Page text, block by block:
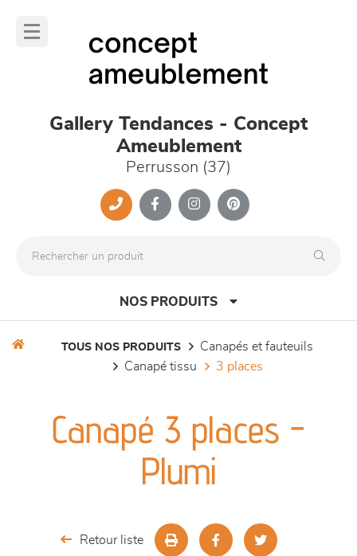
Gallery Tendances - Concept
Ameublement
Perrusson (37)
NOS PRODUITS
séjours
meubles de complément
TOUS NOS PRODUITS
canapés et fauteuils
canapé tissu
3 places
Canapé 3 places -
Plumi
Retour liste